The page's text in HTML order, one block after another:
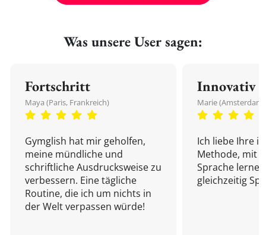
Was unsere User sagen:
Fortschritt
Maya (Paris, Frankreich)
Gymglish hat mir geholfen,
meine mündliche und
schriftliche Ausdrucksweise zu
verbessern. Eine tägliche
Routine, die ich um nichts in
der Welt verpassen würde!
Innovativ
Marie
Ich liebe Ihre
Methode, mit
Sprache
gleichzeitig